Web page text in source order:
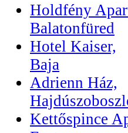
Holdfény
Balatonfüred
Hotel Kaiser,
Baja
Adrienn Ház,
Kettőspince